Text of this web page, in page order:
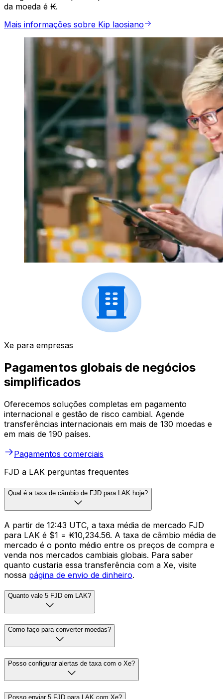
da moeda é ₭.
Mais informações sobre Kip laosiano
Xe para empresas
Pagamentos globais de negócios
simplificados
Oferecemos soluções completas em pagamento
internacional e gestão de risco cambial. Agende
transferências internacionais em mais de 130 moedas e
em mais de 190 países.
Pagamentos comerciais
FJD a LAK perguntas frequentes
Qual é a taxa de câmbio de FJD para LAK hoje?
A partir de 12:43 UTC, a taxa média de mercado FJD
para LAK é $1 = ₭10,234.56. A taxa de câmbio média de
mercado é o ponto médio entre os preços de compra e
venda nos mercados cambiais globais. Para saber
quanto custaria essa transferência com a Xe, visite
nossa página de envio de dinheiro.
Quanto vale 5 FJD em LAK?
Como faço para converter moedas?
Posso configurar alertas de taxa com o Xe?
Posso enviar 5 FJD para LAK com Xe?